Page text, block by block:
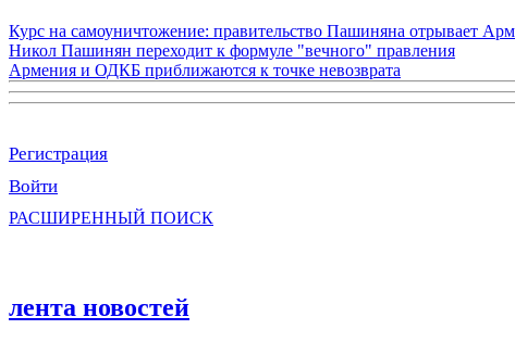
Курс на самоуничтожение: правительство Пашиняна отрывает
Никол Пашинян переходит к формуле "вечного" правления
Армения и ОДКБ приближаются к точке невозврата
Регистрация
Войти
РАСШИРЕННЫЙ ПОИСК
лента новостей